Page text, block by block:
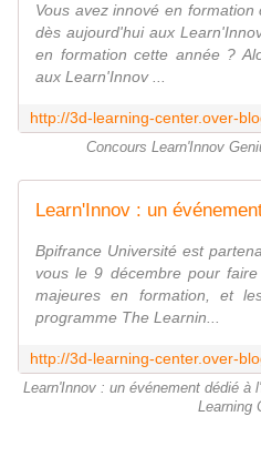
Vous avez innové en
dès aujourd'hui aux
en formation cette année ?
aux Learn'Innov ...
Concours Learn'Innov
Bpifrance Université est
vous le 9 décembre pour
majeures en formation, et
programme The Learnin...
Learn'Innov : un événement dédié à
Learning